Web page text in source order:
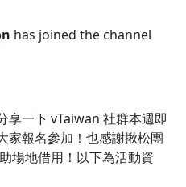
has joined the channel
享一下 vTaiwan 社群本週即
家報名參加！也感謝揪松團
場地借用！以下為活動資